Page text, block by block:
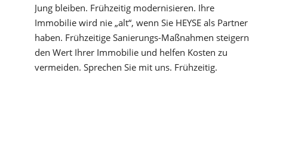
Jung bleiben. Frühzeitig modernisieren. Ihre
Immobilie wird nie „alt“, wenn Sie HEYSE als Partner
haben. Frühzeitige Sanierungs-Maßnahmen steigern
den Wert Ihrer Immobilie und helfen Kosten zu
vermeiden. Sprechen Sie mit uns. Frühzeitig.